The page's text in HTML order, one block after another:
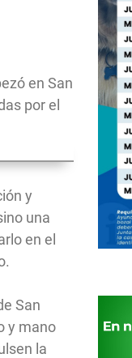
en San
por el
y
una
en el
San
y mano
la